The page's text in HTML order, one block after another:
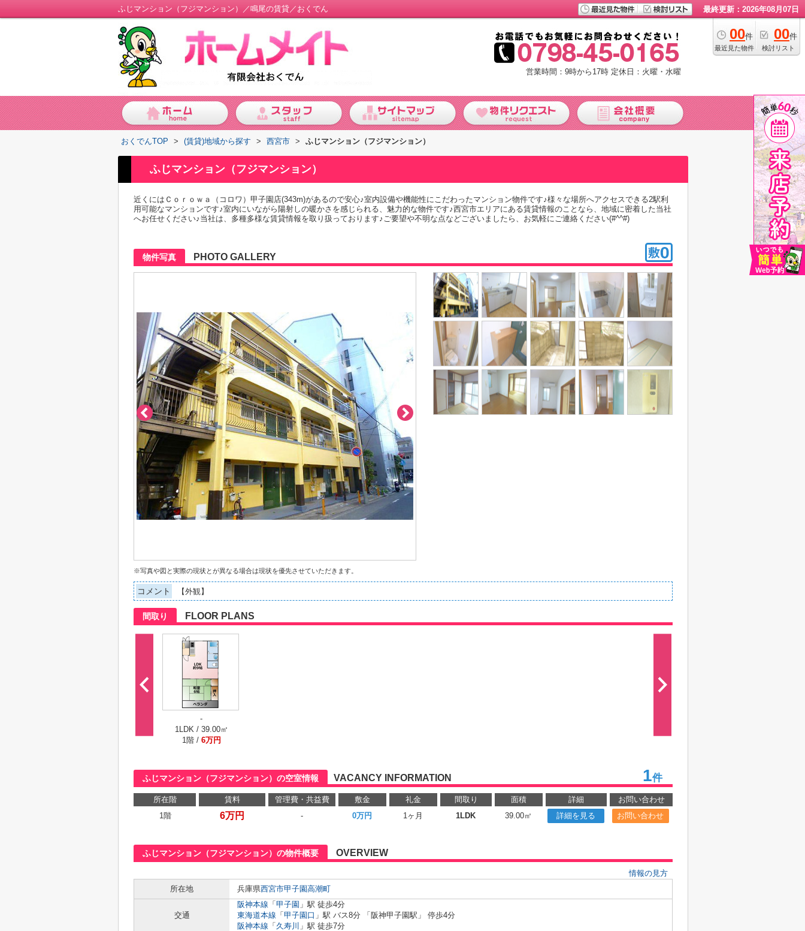
ふじマンション（フジマンション）／鳴尾の賃貸／おくでん 最終更新：2026年08月07日
00件
最近見た物件
00件
検討リスト
営業時間：9時から17時 定休日：火曜・水曜
おくでんTOP > (賃貸)地域から探す > 西宮市 > ふじマンション（フジマンション）
ふじマンション（フジマンション）
近くにはＣｏｒｏｗａ（コロワ）甲子園店(343m)があるので安心♪室内設備や機能性にこだわったマンション物件です♪様々な場所へアクセスできる2駅利
用可能なマンションです♪室内にいながら陽射しの暖かさを感じられる、魅力的な物件です♪西宮市エリアにある賃貸情報のことなら、地域に密着した当社
へお任せください♪当社は、多種多様な賃貸情報を取り扱っております♪ご要望や不明な点などございましたら、お気軽にご連絡ください(#^^#)
物件写真 PHOTO GALLERY
※写真や図と実際の現状とが異なる場合は現状を優先させていただきます。
コメント 【外観】
間取り FLOOR PLANS
-
1LDK / 39.00㎡
1階 / 6万円
ふじマンション（フジマンション）の空室情報 VACANCY INFORMATION 1件
所在階 賃料 管理費・共益費 敷金 礼金 間取り 面積 詳細
お問い合わせ
1階
6万円 - 0万円 1ヶ月 1LDK 39.00㎡ 詳細を見る お問い合わせ
ふじマンション（フジマンション）の物件概要 OVERVIEW
情報の見方
所在地
兵庫県西宮市甲子園高潮町
交通
阪神本線 「 甲子園 」駅 徒歩4分
東海道本線 「 甲子園口 」駅 バス8分 「阪神甲子園駅」 停歩4分
阪神本線 「 久寿川 」駅 徒歩7分